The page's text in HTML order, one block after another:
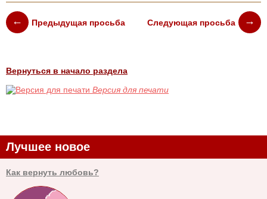
Предыдущая просьба Следующая просьба
Вернуться в начало раздела
Версия для печати
Лучшее новое
Как вернуть любовь?